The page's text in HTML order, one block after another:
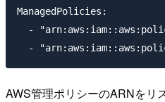
ManagedPolicies:
-
AWS管理ポリシーのARNをリ